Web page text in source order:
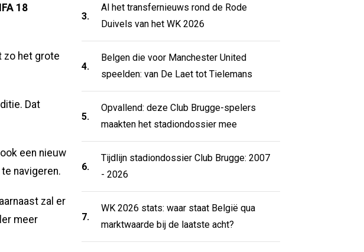
18
zo het grote
Dat
een nieuw
navigeren.
zal er
meer
3.
Al het transfernieuws rond de Rode
Duivels van het WK 2026
4.
Belgen die voor Manchester United
speelden: van De Laet tot Tielemans
5.
Opvallend: deze Club Brugge-spelers
maakten het stadiondossier mee
6.
Tijdlijn stadiondossier Club Brugge: 2007
- 2026
7.
WK 2026 stats: waar staat België qua
marktwaarde bij de laatste acht?